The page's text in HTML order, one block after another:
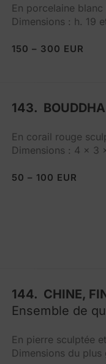
En porcelaine
Dimensions : h. 19
150 – 300 EUR
143. BOUDDHA
En corail rouge
Dimensions : 4 x 3
50 – 100 EUR
144. CHINE,
Ensemble de
En pierre sculptée
Dimensions du